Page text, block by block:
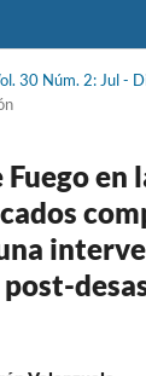
30 Núm. 2: Jul -
en